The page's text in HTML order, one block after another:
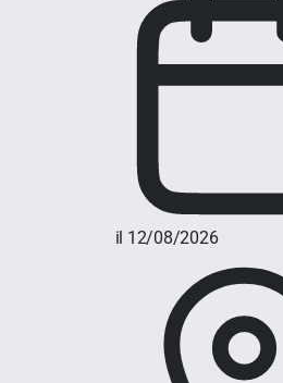
il 12/08/2026